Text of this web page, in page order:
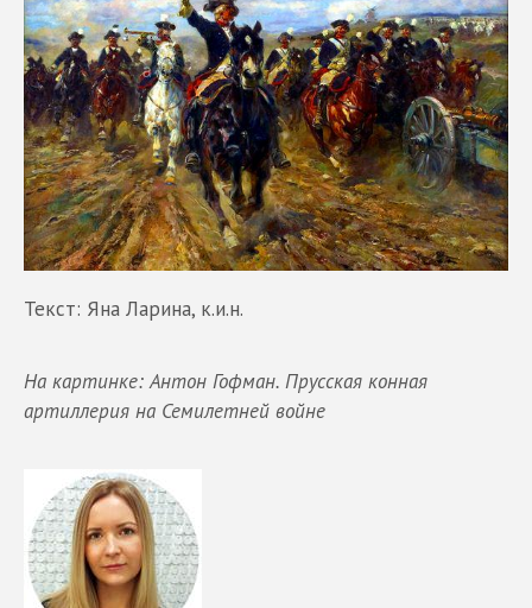
Текст: Яна Ларина, к.и.н.
На картинке: Антон Гофман. Прусская конная
артиллерия на Семилетней войне